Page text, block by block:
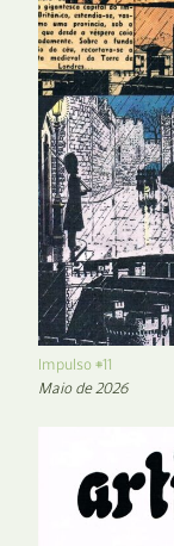
Impulso #11
Maio de 2026